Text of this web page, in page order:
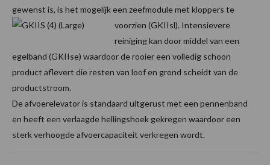
gewenst is, is het mogelijk een zeefmodule met kloppers te
voorzien (GKIIsl). Intensievere
reiniging kan door middel van een
egelband (GKIIse) waardoor de rooier een volledig schoon
product aflevert die resten van loof en grond scheidt van de
productstroom.
De afvoerelevator is standaard uitgerust met een pennenband
en heeft een verlaagde hellingshoek gekregen waardoor een
sterk verhoogde afvoercapaciteit verkregen wordt.